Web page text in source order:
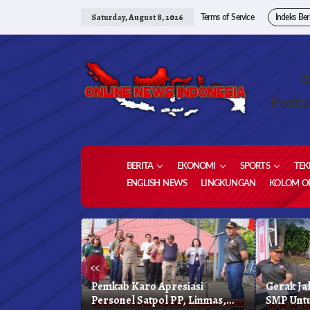
Saturday, August 8, 2026 Terms of Service Indeks
BERITA EKONOMI SPORTS
ENGLISH NEWS
LINGKUNGAN KOLOM
«
Pemkab Karo Apresiasi
Personel Satpol PP, Linmas,
Gerak
SMP